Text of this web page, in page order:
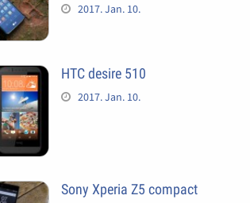
2017. Jan. 10.
HTC desire 510
2017. Jan. 10.
Sony Xperia Z5 compact